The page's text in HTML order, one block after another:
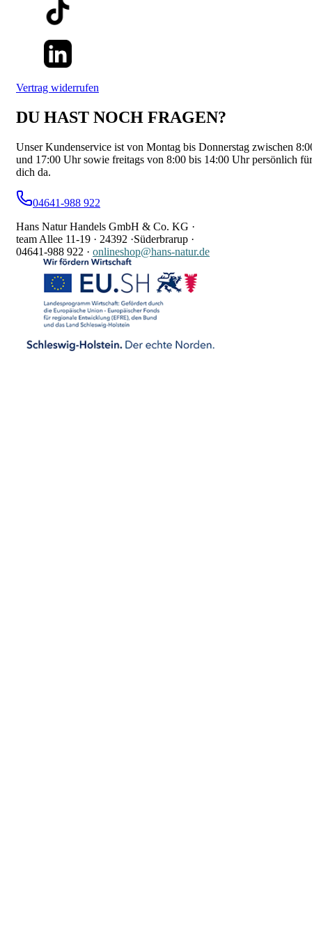
Vertrag widerrufen
DU HAST NOCH FRAGEN?
Unser Kundenservice ist von Montag bis Donnerstag zwischen
und 17:00 Uhr sowie freitags von 8:00 bis 14:00 Uhr persönlich für
dich da.
04641-988 922
Hans Natur Handels GmbH & Co. KG ·
team Allee 11-19 · 24392 ·Süderbrarup ·
04641-988 922 · onlineshop@hans-natur.de